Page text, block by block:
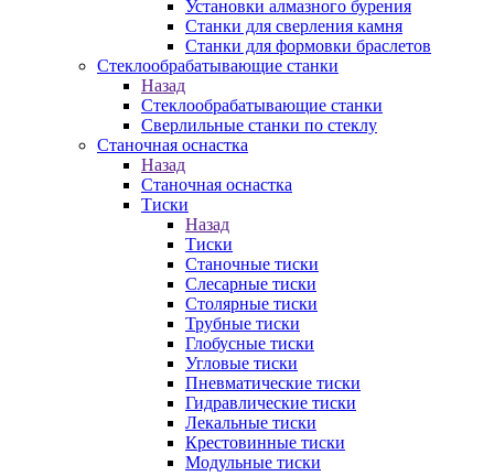
Установки алмазного бурения
Станки для сверления камня
Станки для формовки браслетов
Стеклообрабатывающие станки
Назад
Стеклообрабатывающие станки
Сверлильные станки по стеклу
Станочная оснастка
Назад
Станочная оснастка
Тиски
Назад
Тиски
Станочные тиски
Слесарные тиски
Столярные тиски
Трубные тиски
Глобусные тиски
Угловые тиски
Пневматические тиски
Гидравлические тиски
Лекальные тиски
Крестовинные тиски
Модульные тиски